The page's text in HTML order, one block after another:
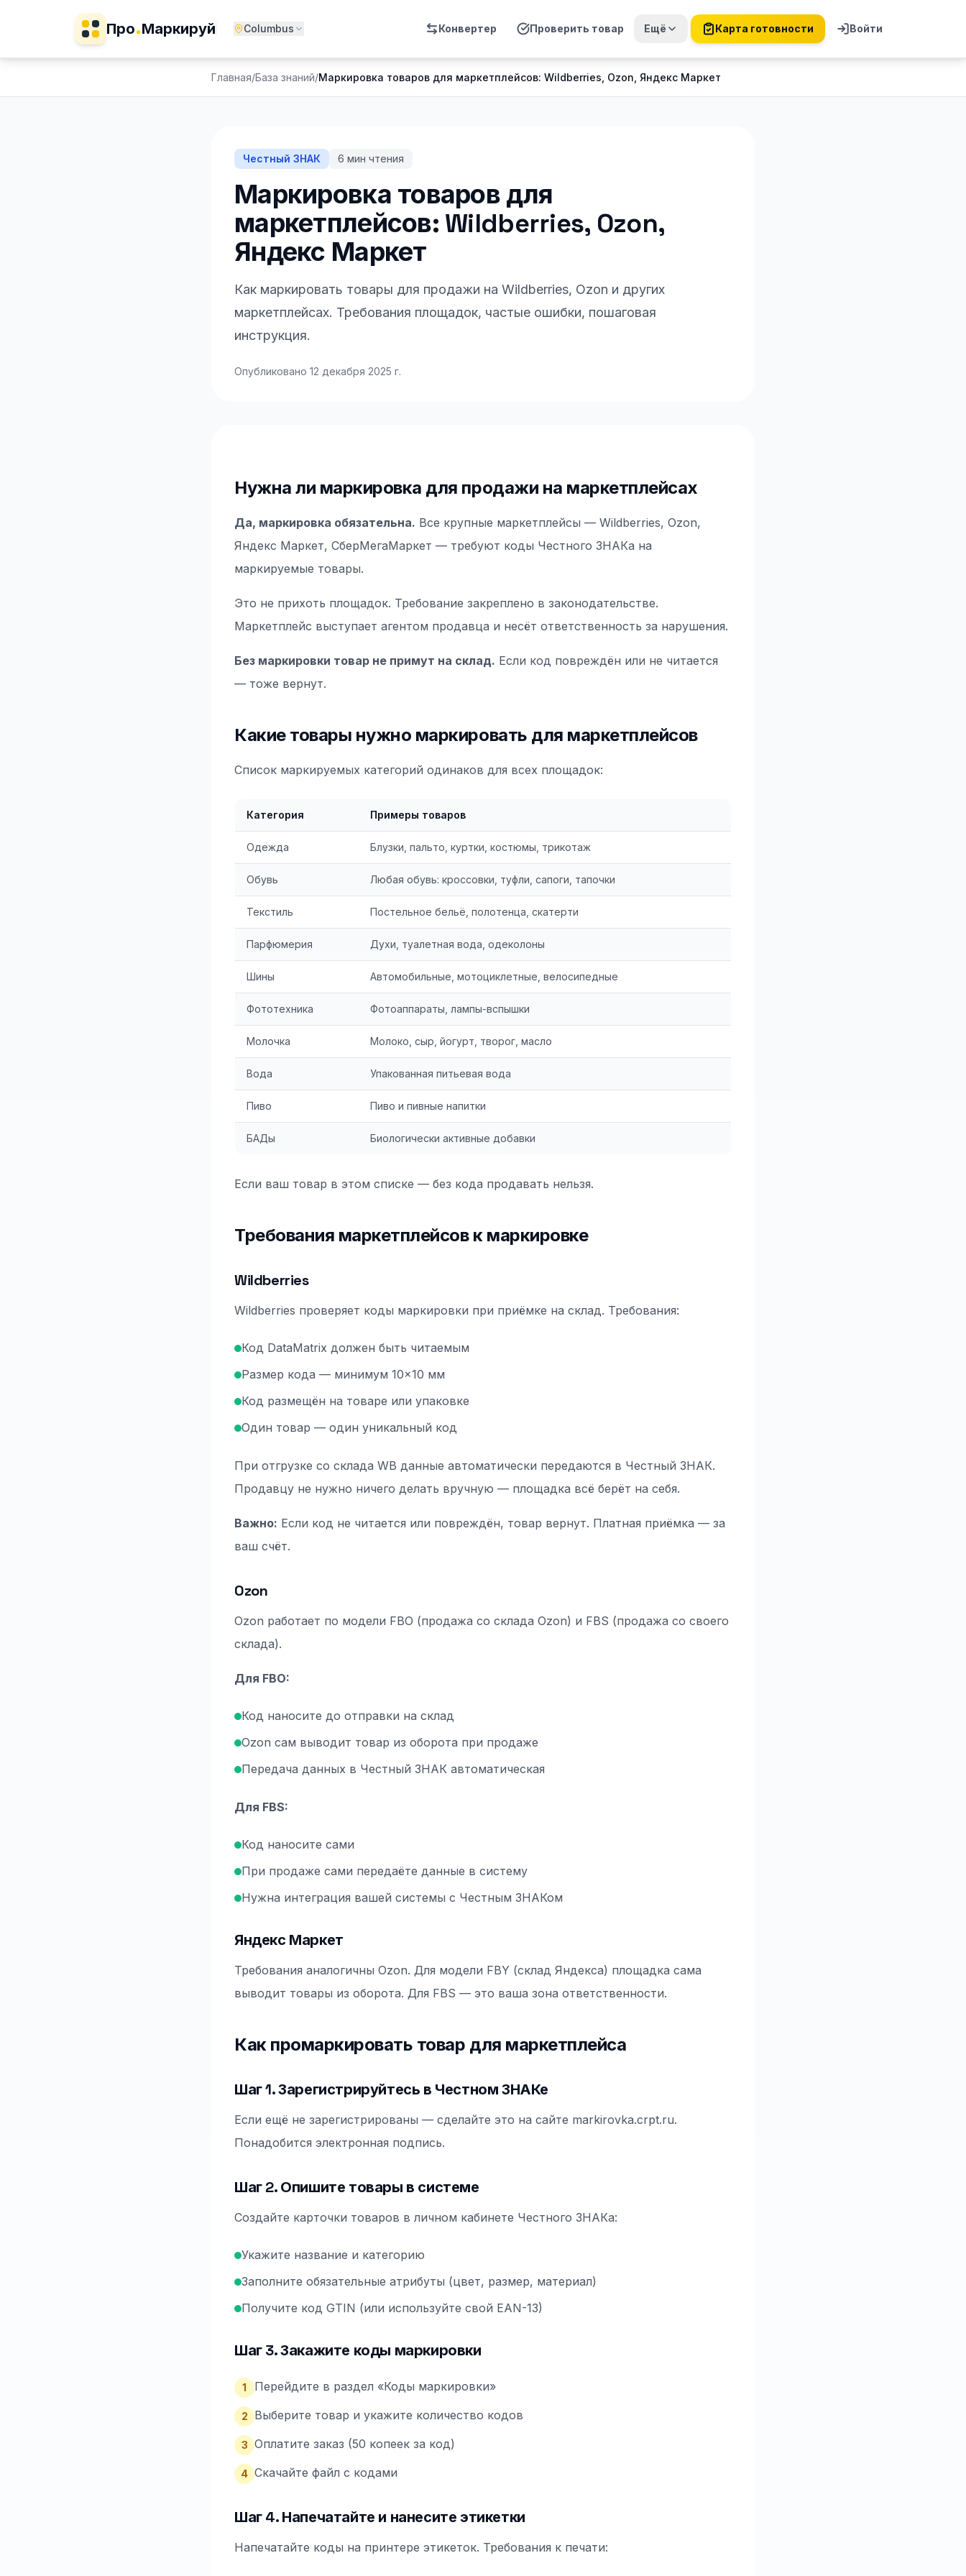
Про Маркируй Columbus Конвертер Проверить товар Ещё Карта готовности Войти
Главная/База знаний/Маркировка товаров для маркетплейсов: Wildberries, Ozon, Яндекс Маркет
Честный ЗНАК 6 мин чтения
Маркировка товаров для
маркетплейсов: Wildberries, Ozon,
Яндекс Маркет
Как маркировать товары для продажи на Wildberries, Ozon и других
маркетплейсах. Требования площадок, частые ошибки, пошаговая
инструкция.
Опубликовано 12 декабря 2025 г.
Нужна ли маркировка для продажи на маркетплейсах
Да, маркировка обязательна. Все крупные маркетплейсы — Wildberries, Ozon,
Яндекс Маркет, СберМегаМаркет — требуют коды Честного ЗНАКа на
маркируемые товары.
Это не прихоть площадок. Требование закреплено в законодательстве.
Маркетплейс выступает агентом продавца и несёт ответственность за нарушения.
Без маркировки товар не примут на склад. Если код повреждён или не читается
— тоже вернут.
Какие товары нужно маркировать для маркетплейсов
Список маркируемых категорий одинаков для всех площадок:
Категория Примеры товаров
Одежда Блузки, пальто, куртки, костюмы, трикотаж
Обувь Любая обувь: кроссовки, туфли, сапоги, тапочки
Текстиль Постельное бельё, полотенца, скатерти
Парфюмерия Духи, туалетная вода, одеколоны
Шины Автомобильные, мотоциклетные, велосипедные
Фототехника Фотоаппараты, лампы-вспышки
Молочка Молоко, сыр, йогурт, творог, масло
Вода Упакованная питьевая вода
Пиво Пиво и пивные напитки
БАДы Биологически активные добавки
Если ваш товар в этом списке — без кода продавать нельзя.
Требования маркетплейсов к маркировке
Wildberries
Wildberries проверяет коды маркировки при приёмке на склад. Требования:
Код DataMatrix должен быть читаемым
Размер кода — минимум 10×10 мм
Код размещён на товаре или упаковке
Один товар — один уникальный код
При отгрузке со склада WB данные автоматически передаются в Честный ЗНАК.
Продавцу не нужно ничего делать вручную — площадка всё берёт на себя.
Важно: Если код не читается или повреждён, товар вернут. Платная приёмка — за
ваш счёт.
Ozon
Ozon работает по модели FBO (продажа со склада Ozon) и FBS (продажа со своего
склада).
Для FBO:
Код наносите до отправки на склад
Ozon сам выводит товар из оборота при продаже
Передача данных в Честный ЗНАК автоматическая
Для FBS:
Код наносите сами
При продаже сами передаёте данные в систему
Нужна интеграция вашей системы с Честным ЗНАКом
Яндекс Маркет
Требования аналогичны Ozon. Для модели FBY (склад Яндекса) площадка сама
выводит товары из оборота. Для FBS — это ваша зона ответственности.
Как промаркировать товар для маркетплейса
Шаг 1. Зарегистрируйтесь в Честном ЗНАКе
Если ещё не зарегистрированы — сделайте это на сайте markirovka.crpt.ru.
Понадобится электронная подпись.
Шаг 2. Опишите товары в системе
Создайте карточки товаров в личном кабинете Честного ЗНАКа:
Укажите название и категорию
Заполните обязательные атрибуты (цвет, размер, материал)
Получите код GTIN (или используйте свой EAN-13)
Шаг 3. Закажите коды маркировки
1 Перейдите в раздел «Коды маркировки»
2 Выберите товар и укажите количество кодов
3 Оплатите заказ (50 копеек за код)
4 Скачайте файл с кодами
Шаг 4. Напечатайте и нанесите этикетки
Напечатайте коды на принтере этикеток. Требования к печати: